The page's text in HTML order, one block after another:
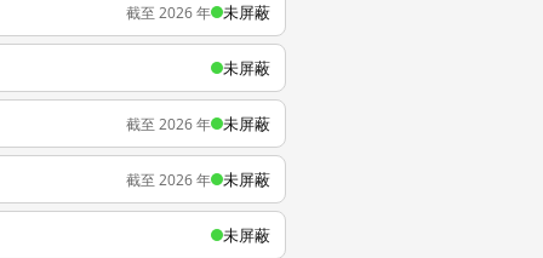
截至 2026 年 未屏蔽
未屏蔽
截至 2026 年 未屏蔽
截至 2026 年 未屏蔽
未屏蔽